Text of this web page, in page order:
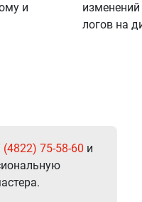
и
логов на
(4822) 75-58-60 и